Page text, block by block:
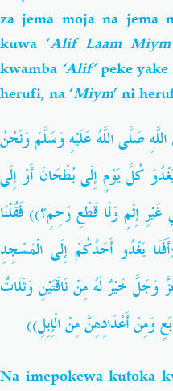
za jema moja na jema
kuwa ‘Alif Laam
kwamba ‘Alif’peke yake
herufi, na ‘Miym’ ni
اللَّهِصَلَّىاللَّهُعَلَيْهِوَسَلَّمَوَنَحْنُ
كُلَّ يَوْمٍ إِلَى بُطْحَانَ أَوْ إِلَى
غَيْرِ إِثْمٍوَلَا قَطْعِرَحِمٍ؟)) فَقُلْنَا
أَفَلَا يَغْدُو أَحَدُكُمْ إِلَى الْمَسْجِدِ
وَجَلَّ خَيْرٌلَهُمِنْنَاقَتَيْنِوَثَلَاثٌ
وَمِنْأَعْدَادِهِنَّمِنْالْإِبِلِ))
Na imepokewa kutoka